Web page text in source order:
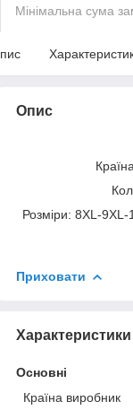
Мінімальна сума
Опис
Розміри: 8XL-
Приховати
Характеристики
Основні
Країна виробник